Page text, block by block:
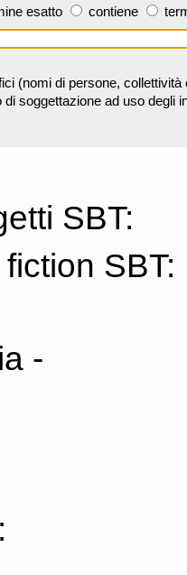
esatto contiene
(nomi di persone,
di soggettazione ad uso degli
SBT:
SBT:
-